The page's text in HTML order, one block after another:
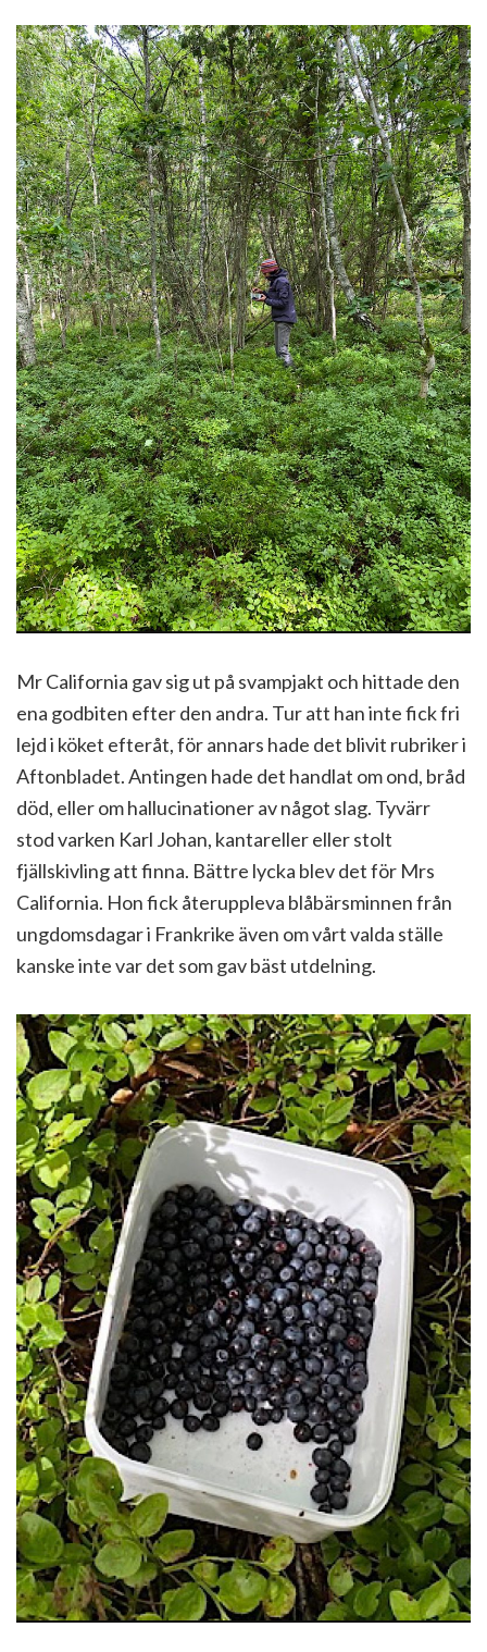
Mr California gav sig ut på svampjakt och hittade den
ena godbiten efter den andra. Tur att han inte fick fri
lejd i köket efteråt, för annars hade det blivit rubriker i
Aftonbladet. Antingen hade det handlat om ond, bråd
död, eller om hallucinationer av något slag. Tyvärr
stod varken Karl Johan, kantareller eller stolt
fjällskivling att finna. Bättre lycka blev det för Mrs
California. Hon fick återuppleva blåbärsminnen från
ungdomsdagar i Frankrike även om vårt valda ställe
kanske inte var det som gav bäst utdelning.